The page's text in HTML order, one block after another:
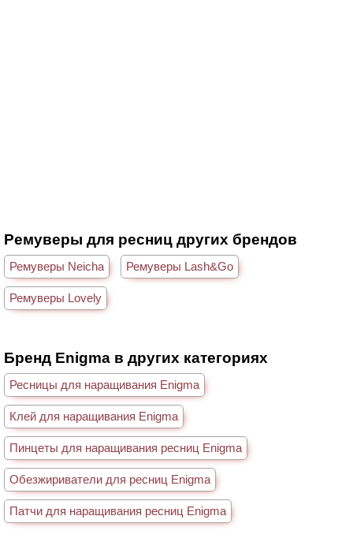
Ремуверы для ресниц других брендов
Ремуверы Neicha Ремуверы Lash&Go
Ремуверы Lovely
Бренд Enigma в других категориях
Ресницы для наращивания Enigma
Клей для наращивания Enigma
Пинцеты для наращивания ресниц Enigma
Обезжириватели для ресниц Enigma
Патчи для наращивания ресниц Enigma